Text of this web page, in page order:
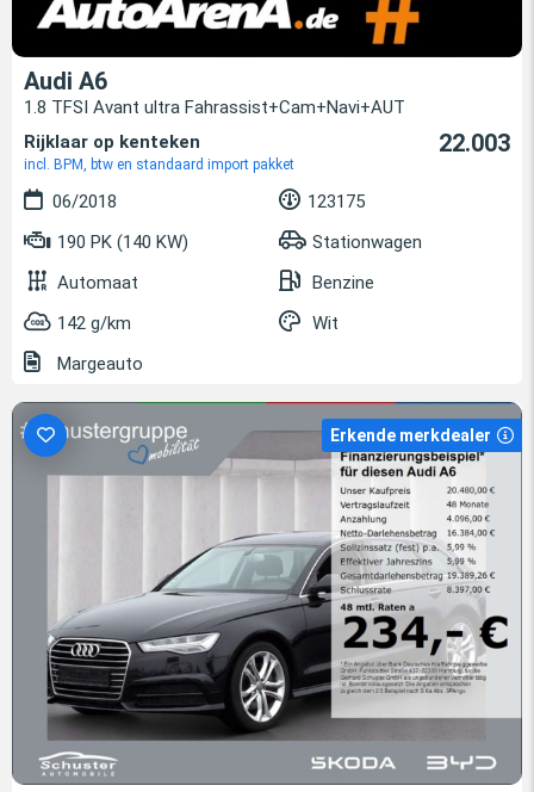
Audi A6
1.8 TFSI Avant ultra Fahrassist+Cam+Navi+AUT
Rijklaar op kenteken
incl. BPM, btw en standaard import pakket
22.003
06/2018
123175
190 PK (140 KW)
Stationwagen
Automaat
Benzine
142 g/km
Wit
Margeauto
Erkende merkdealer